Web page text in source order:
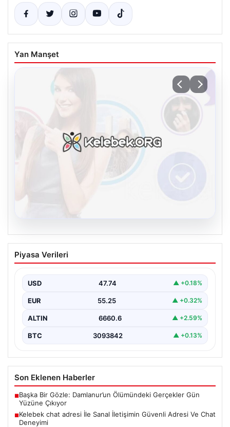
Yan Manşet
Kelebek chat adresi İle Sanal İletişimin
Güvenli Adresi Ve Chat Deneyimi
kurması ciddi bir değer barındırmaktadır. Günümüzde
birçok…
Piyasa Verileri
USD 47.74 ▲ +0.18%
EUR 55.25 ▲ +0.32%
ALTIN 6660.6 ▲ +2.59%
BTC 3093842 ▲ +0.13%
Son Eklenen Haberler
■Başka Bir Gözle: Damlanur’un Ölümündeki Gerçekler Gün
Yüzüne Çıkıyor
■Kelebek chat adresi İle Sanal İletişimin Güvenli Adresi Ve Chat
Deneyimi